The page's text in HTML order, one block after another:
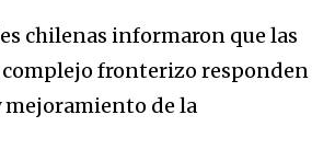
chilenas informaron que las
fronterizo responden
de la